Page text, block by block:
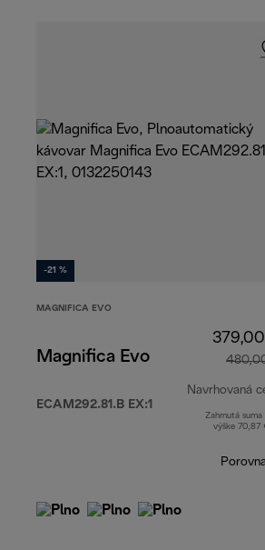
-21 %
MAGNIFICA EVO
Magnifica Evo
ECAM292.81.B EX:1
Navrhovaná
Zahrnutá suma
výške 70,87